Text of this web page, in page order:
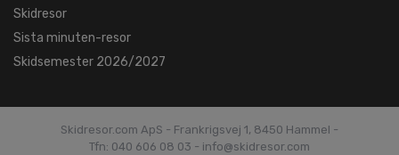
Skidresor
Sista minuten-resor
Skidsemester 2026/2027
Skidresor.com ApS - Frankrigsvej 1, 8450 Hammel -
Tfn: 040 606 08 03 - info@skidresor.com